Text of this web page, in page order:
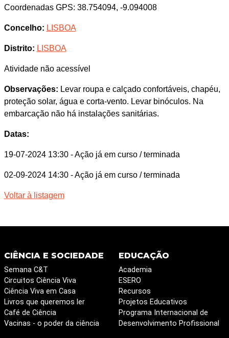
Coordenadas GPS: 38.754094, -9.094008
Concelho: LISBOA
Distrito: LISBOA
Atividade não acessível
Observações: Levar roupa e calçado confortáveis, chapéu,
proteção solar, água e corta-vento. Levar binóculos. Na
embarcação não há instalações sanitárias.
Datas:
19-07-2024 13:30 - Ação já em curso / terminada
02-09-2024 14:30 - Ação já em curso / terminada
Voltar à listagem
CIÊNCIA E SOCIEDADE
Semana C&T
Circuitos Ciência Viva
Ciência Viva em Casa
Livros que queremos ler
Café de Ciência
Vacinas - o poder da ciência
EDUCAÇÃO
Academia
ESERO
Recursos
Projetos Educativos
Programa Internacional de
Desenvolvimento Profissional